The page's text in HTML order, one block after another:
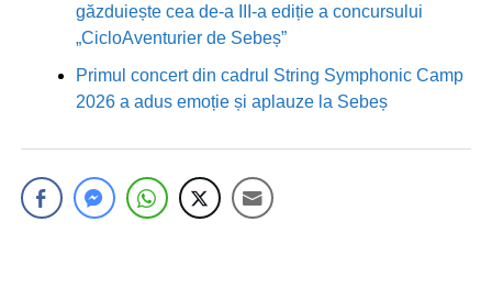
găzduiește cea de-a III-a ediție a concursului
„CicloAventurier de Sebeș”
Primul concert din cadrul String Symphonic Camp
2026 a adus emoție și aplauze la Sebeș